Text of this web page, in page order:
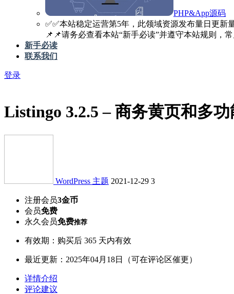
PHP&App源码
✅️✅️本站稳定运营第5年，此领域资源发布量日更新
📌📌请务必查看本站“新手必读”并遵守本站规则，
新手必读
联系我们
登录
Listingo 3.2.5 – 商务黄页和多
WordPress 主题 2021-12-29 3
注册会员3金币
会员免费
永久会员免费推荐
有效期：购买后 365 天内有效
最近更新：2025年04月18日（可在评论区催更）
详情介绍
评论建议